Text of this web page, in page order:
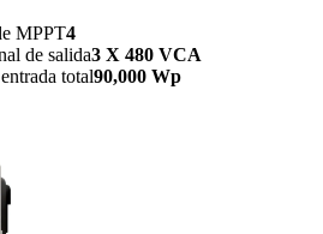
MPPT4
de salida3 X 480 VCA
total90,000 Wp